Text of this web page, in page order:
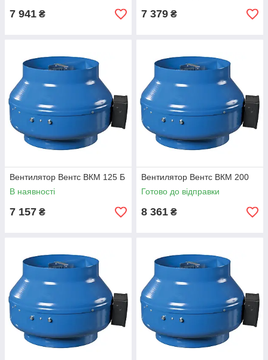
7 941 ₴ 7 379 ₴
Вентилятор Вентс ВКМ 125 Б
В наявності
7 157 ₴
Вентилятор Вентс ВКМ 200
Готово до відправки
8 361 ₴